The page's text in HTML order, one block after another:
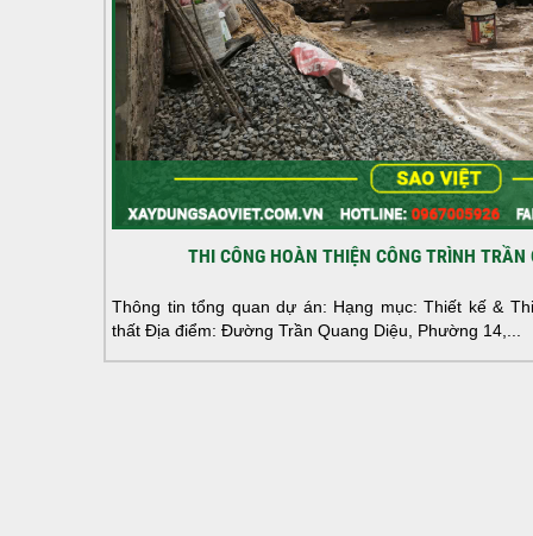
THI CÔNG HOÀN THIỆN CÔNG TRÌNH TRẦN
Thông tin tổng quan dự án: Hạng mục: Thiết kế &
thất Địa điểm: Đường Trần Quang Diệu, Phường 14,...